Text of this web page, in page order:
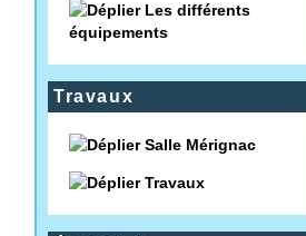
Les différents
équipements
Travaux
Salle Mérignac
Travaux